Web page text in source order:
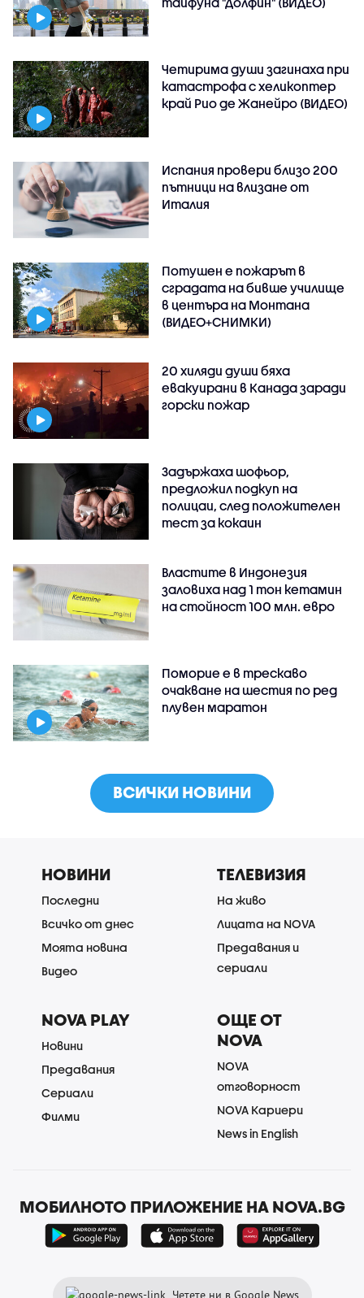
Четирима души загинаха при
катастрофа с хеликоптер
край Рио де Жанейро (ВИДЕО)
Испания провери близо 200
пътници на влизане от
Италия
Потушен е пожарът в
сградата на бивше училище
в центъра на Монтана
(ВИДЕО+СНИМКИ)
20 хиляди души бяха
евакуирани в Канада заради
горски пожар
Задържаха шофьор,
предложил подкуп на
полицаи, след положителен
тест за кокаин
Властите в Индонезия
заловиха над 1 тон кетамин
на стойност 100 млн. евро
Поморие е в трескаво
очакване на шестия по ред
плувен маратон
ВСИЧКИ НОВИНИ
НОВИНИ
Последни
Всичко от днес
Моята новина
Видео
ТЕЛЕВИЗИЯ
На живо
Лицата на NOVA
Предавания и
сериали
NOVA PLAY
Новини
Предавания
Сериали
Филми
ОЩЕ ОТ
NOVA
NOVA
отговорност
NOVA Кариери
News in English
МОБИЛНОТО ПРИЛОЖЕНИЕ НА NOVA.BG
Четете ни в Google News